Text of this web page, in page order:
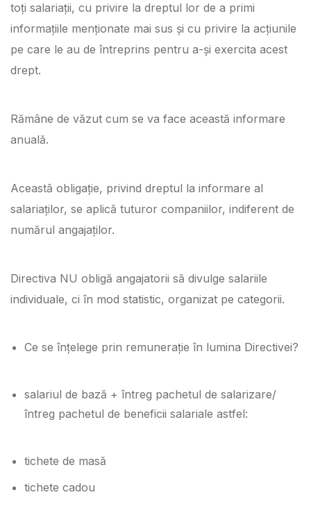
toți salariații, cu privire la dreptul lor de a primi
informațiile menționate mai sus și cu privire la acțiunile
pe care le au de întreprins pentru a-și exercita acest
drept.
Rămâne de văzut cum se va face această informare
anuală.
Această obligație, privind dreptul la informare al
salariaților, se aplică tuturor companiilor, indiferent de
numărul angajaților.
Directiva NU obligă angajatorii să divulge salariile
individuale, ci în mod statistic, organizat pe categorii.
Ce se înțelege prin remunerație în lumina Directivei?
salariul de bază + întreg pachetul de salarizare/
întreg pachetul de beneficii salariale astfel:
tichete de masă
tichete cadou